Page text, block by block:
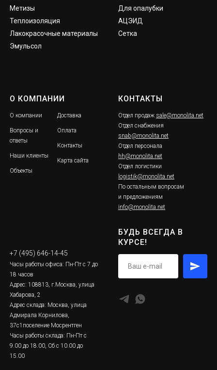
Метизы
Теплоизоляция
Лакокрасочные материалы
Эмульсол
Для опалубки
АЦЭИД
Сетка
О КОМПАНИИ
О компании
Вопросы и
ответы
Наши клиенты
Объекты
Доставка
Оплата
Контакты
Карта сайта
КОНТАКТЫ
Отдел продаж sale@monolita.net
Отдел снабжения
snab@monolita.net
Отдел персонала
hh@monolita.net
Отдел логистики
logistik@monolita.net
По остальным вопросам
и предложениям
info@monolita.net
+7 (495) 646-14-45
Часы работы офиса: Пн-Пт с 7 до
18 часов
Адрес: 108813, г.Москва, улица
Хабарова, 2
Адрес склада: Москва, улица
Адмирала Корнилова,
37с1поселение Мосрентген
Часы работы склада: Пн-Пт с
9.00 до 18.00, Сб с 10.00 до
15.00
БУДЬ ВСЕГДА В
КУРСЕ!